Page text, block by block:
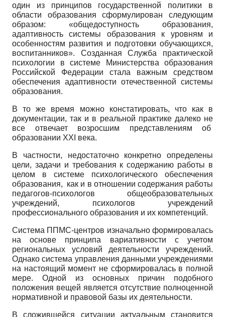
один из принципов государственной политики в
области образования сформулирован следующим
образом: «общедоступность образования,
адаптивность системы образования к уровням и
особенностям развития и подготовки обучающихся,
воспитанников». Созданная Служба практической
психологии в системе Министерства образования
Российской Федерации стала важным средством
обеспечения адаптивности отечественной системы
образования.
В то же время можно констатировать, что как в
документации, так и в реальной практике далеко не
все отвечает возросшим представлениям об
образовании ХХI века.
В частности, недостаточно конкретно определены
цели, задачи и требования к содержанию работы в
целом в системе психологического обеспечения
образования, как и в отношении содержания работы
педагогов-психологов общеобразовательных
учреждений, психологов учреждений
профессионального образования и их компетенций.
Система ППМС-центров изначально формировалась
на основе принципа вариативности с учетом
региональных условий деятельности учреждений.
Однако система управления данными учреждениями
на настоящий момент не сформировалась в полной
мере. Одной из основных причин подобного
положения вещей является отсутствие полноценной
нормативной и правовой базы их деятельности.
В сложившейся ситуации актуальным становится